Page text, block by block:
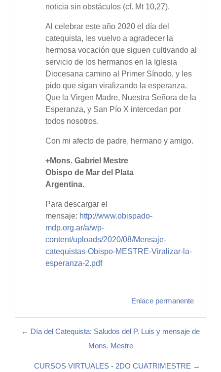
noticia sin obstáculos (cf. Mt 10,27).
Al celebrar este año 2020 el día del
catequista, les vuelvo a agradecer la
hermosa vocación que siguen cultivando al
servicio de los hermanos en la Iglesia
Diocesana camino al Primer Sínodo, y les
pido que sigan viralizando la esperanza.
Que la Virgen Madre, Nuestra Señora de la
Esperanza, y San Pío X intercedan por
todos nosotros.
Con mi afecto de padre, hermano y amigo.
+Mons. Gabriel Mestre
Obispo de Mar del Plata
Argentina.
Para descargar el
mensaje: http://www.obispado-
mdp.org.ar/a/wp-
content/uploads/2020/08/Mensaje-
catequistas-Obispo-MESTRE-Viralizar-la-
esperanza-2.pdf
Enlace permanente
← Día del Catequista: Saludos del P. Luis y mensaje de
Mons. Mestre
CURSOS VIRTUALES - 2DO CUATRIMESTRE →